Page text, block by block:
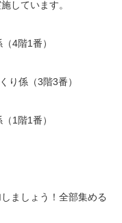
しています。
4階1番）
係（3階3番）
1階1番）
ましょう！全部集める